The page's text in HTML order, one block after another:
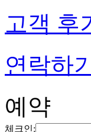
고객 후
연락하
예약
체크인: